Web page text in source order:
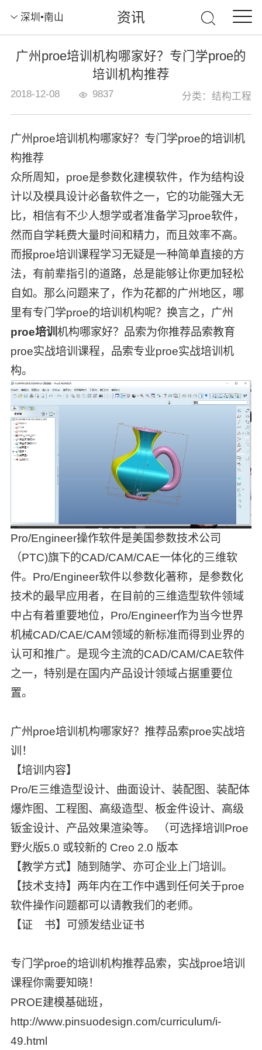
深圳•南山 资讯
广州proe培训机构哪家好？专门学proe的
培训机构推荐
2018-12-08 9837 分类：结构工程
广州proe培训机构哪家好？专门学proe的培训机
构推荐
众所周知，proe是参数化建模软件，作为结构设
计以及模具设计必备软件之一，它的功能强大无
比，相信有不少人想学或者准备学习proe软件，
然而自学耗费大量时间和精力，而且效率不高。
而报proe培训课程学习无疑是一种简单直接的方
法，有前辈指引的道路，总是能够让你更加轻松
自如。那么问题来了，作为花都的广州地区，哪
里有专门学proe的培训机构呢？换言之，广州
proe培训机构哪家好？品索为你推荐品索教育
proe实战培训课程，品索专业proe实战培训机
构。
Pro/Engineer操作软件是美国参数技术公司
（PTC)旗下的CAD/CAM/CAE一体化的三维软
件。Pro/Engineer软件以参数化著称，是参数化
技术的最早应用者，在目前的三维造型软件领域
中占有着重要地位，Pro/Engineer作为当今世界
机械CAD/CAE/CAM领域的新标准而得到业界的
认可和推广。是现今主流的CAD/CAM/CAE软件
之一，特别是在国内产品设计领域占据重要位
置。
广州proe培训机构哪家好？推荐品索proe实战培
训！
【培训内容】
Pro/E三维造型设计、曲面设计、装配图、装配体
爆炸图、工程图、高级造型、板金件设计、高级
钣金设计、产品效果渲染等。 （可选择培训Proe
野火版5.0 或较新的 Creo 2.0 版本
【教学方式】随到随学、亦可企业上门培训。
【技术支持】两年内在工作中遇到任何关于proe
软件操作问题都可以请教我们的老师。
【证 书】可颁发结业证书
专门学proe的培训机构推荐品索，实战proe培训
课程你需要知晓！
PROE建模基础班，
http://www.pinsuodesign.com/curriculum/i-
49.html